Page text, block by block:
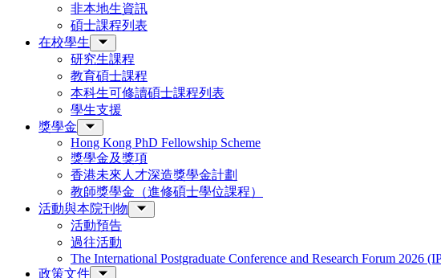
非本地生資訊
碩士課程列表
在校學生
研究生課程
教育碩士課程
本科生可修讀碩士課程列表
學生支援
獎學金
Hong Kong PhD Fellowship Scheme
獎學金及獎項
香港未來人才深造獎學金計劃
教師獎學金（進修碩士學位課程）
活動與本院刊物
活動預告
過往活動
The International Postgraduate Conference and Research Forum 2026
政策文件